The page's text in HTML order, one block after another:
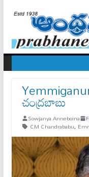
చంద్రబాబు
Sowjanya Anneboina
CM Chandrababu,